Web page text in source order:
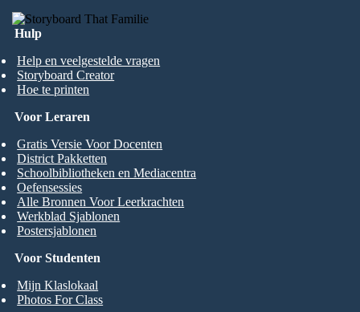
Hulp
Help en veelgestelde vragen
Storyboard Creator
Hoe te printen
Voor Studenten
Mijn Klaslokaal
Photos For Class
Voor Leraren
Gratis Versie Voor Docenten
District Pakketten
Schoolbibliotheken en Mediacentra
Oefensessies
Alle Bronnen Voor Leerkrachten
Werkblad Sjablonen
Postersjablonen